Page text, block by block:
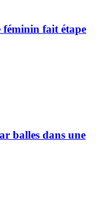
féminin fait étape
balles dans une